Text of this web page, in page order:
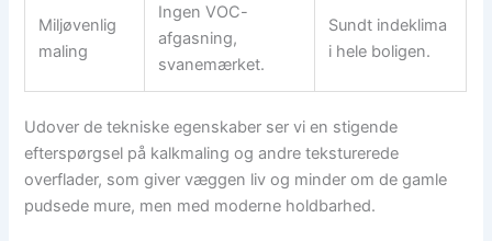
Miljøvenlig
maling
Ingen VOC-
afgasning,
svanemærket.
Sundt indeklima
i hele boligen.
Udover de tekniske egenskaber ser vi en stigende
efterspørgsel på kalkmaling og andre teksturerede
overflader, som giver væggen liv og minder om de gamle
pudsede mure, men med moderne holdbarhed.